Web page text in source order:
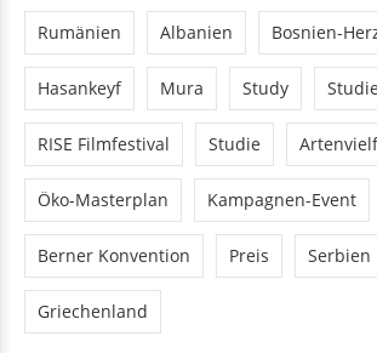
Rumänien Albanien Bosnien-
Hasankeyf Mura Study
RISE Filmfestival Studie
Öko-Masterplan Kampagnen-Event
Berner Konvention Preis Serbien
Griechenland